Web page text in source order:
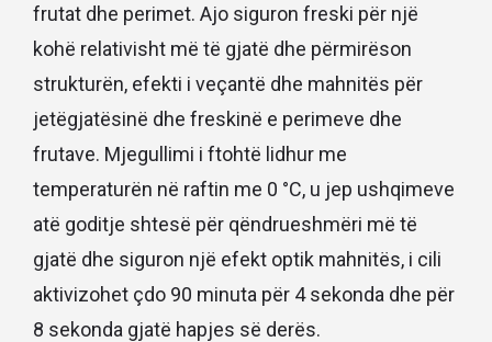
frutat dhe perimet. Ajo siguron freski për një
kohë relativisht më të gjatë dhe përmirëson
strukturën, efekti i veçantë dhe mahnitës për
jetëgjatësinë dhe freskinë e perimeve dhe
frutave. Mjegullimi i ftohtë lidhur me
temperaturën në raftin me 0 °C, u jep ushqimeve
atë goditje shtesë për qëndrueshmëri më të
gjatë dhe siguron një efekt optik mahnitës, i cili
aktivizohet çdo 90 minuta për 4 sekonda dhe për
8 sekonda gjatë hapjes së derës.